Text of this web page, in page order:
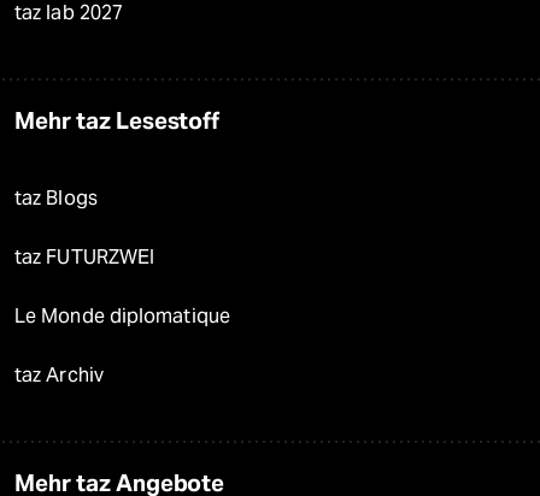
taz lab 2027
Mehr taz Lesestoff
taz Blogs
taz FUTURZWEI
Le Monde diplomatique
taz Archiv
Mehr taz Angebote